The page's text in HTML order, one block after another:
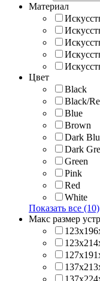
Материал
Цвет
Black
Black/
Blue
Brown
Dark
Dark
Green
Pink
Red
White
Показать все (10)
Макс размер